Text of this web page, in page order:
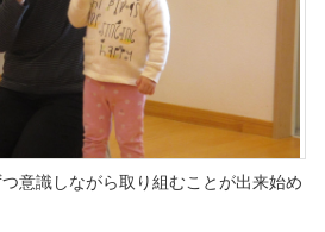
意識しながら取り組むことが出来始め